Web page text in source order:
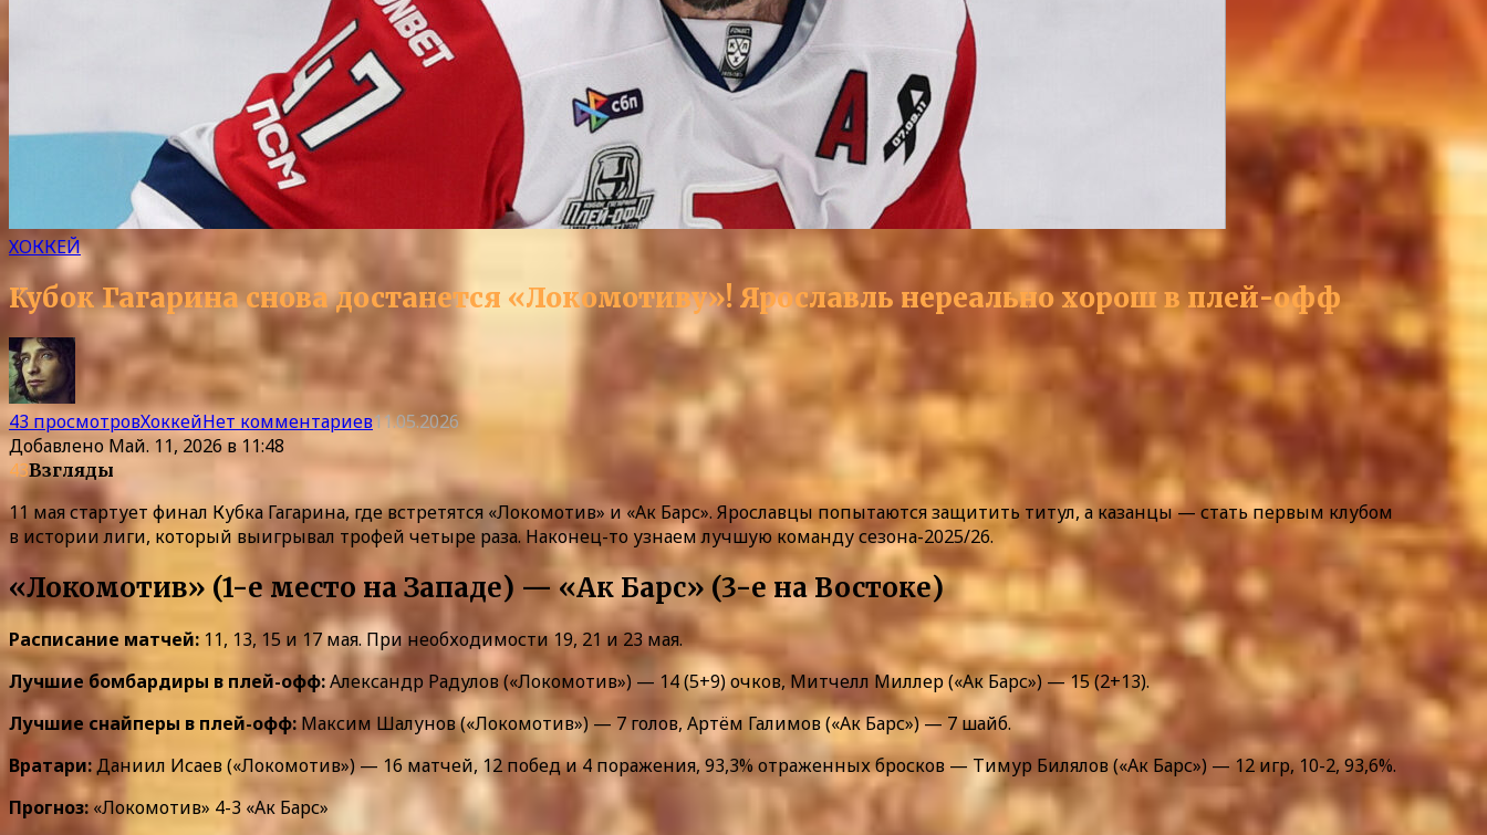
ХОККЕЙ
Кубок Гагарина снова достанется «Локомотиву»! Ярославль нереально хорош в плей-офф
43 просмотровХоккейНет комментариев11.05.2026
Добавлено Май. 11, 2026 в 11:48
43Взгляды
11 мая стартует финал Кубка Гагарина, где встретятся «Локомотив» и «Ак Барс». Ярославцы попытаются защитить титул, а казанцы — стать первым клубом
в истории лиги, который выигрывал трофей четыре раза. Наконец-то узнаем лучшую команду сезона-2025/26.
«Локомотив» (1-е место на Западе) — «Ак Барс» (3-е на Востоке)
Расписание матчей: 11, 13, 15 и 17 мая. При необходимости 19, 21 и 23 мая.
Лучшие бомбардиры в плей-офф:Александр Радулов («Локомотив») — 14 (5+9) очков, Митчелл Миллер («Ак Барс») — 15 (2+13).
Лучшие снайперы в плей-офф: Максим Шалунов («Локомотив») — 7 голов, Артём Галимов («Ак Барс») — 7 шайб.
Вратари:Даниил Исаев («Локомотив») — 16 матчей, 12 побед и 4 поражения, 93,3% отраженных бросков — Тимур Билялов («Ак Барс») — 12 игр, 10-2, 93,6%.
Прогноз:«Локомотив» 4-3 «Ак Барс»